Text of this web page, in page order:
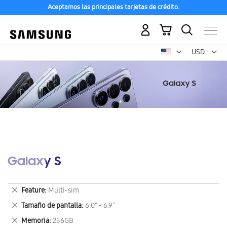
Aceptamos las principales tarjetas de crédito.
USD -
dólar
Mi carrito
Galaxy S
Feature Multi-sim
Eliminar
este
artículo
Tamaño de pantalla 6.0" - 6.9"
Eliminar
este
Memoria 256GB
Eliminar